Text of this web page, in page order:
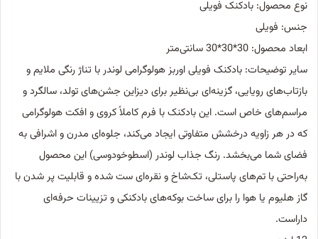
نوع محصول: بادکنک فویلی
جنس: فویلی
ابعاد محصول: 30*30*30 سانتی‌متر
سایر توضیحات: بادکنک فویلی اوربز هولوگرامی لوندر با تناژ رنگی ملایم و
بازتاب‌های رویایی، گزینه‌ای بی‌نظیر برای دیزاین جشن‌های تولد، سالگرد و
مراسم‌های خاص است. این بادکنک با فرم کاملاً کروی و افکت هولوگرامی
که در هر زاویه درخشش متفاوتی ایجاد می‌کند، جلوه‌ای مدرن و اشرافی به
فضای شما می‌بخشد. رنگ جذاب لوندر (اسطوخودوسی) این محصول
به‌راحتی با تم‌های پاستلی، تک‌شاخ و نقره‌ای ست شده و قابلیت پر شدن با
گاز هلیوم یا هوا را برای ساخت بوکه‌های بادکنکی و تزیینات حرفه‌ای
داراست.